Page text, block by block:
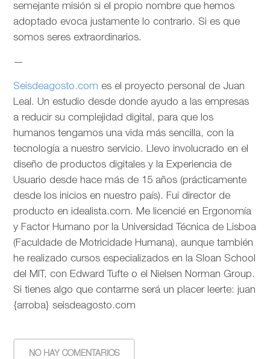
semejante misión si el propio nombre que hemos
adoptado evoca justamente lo contrario. Si es que
somos seres extraordinarios.
—
Seisdeagosto.com es el proyecto personal de Juan
Leal. Un estudio desde donde ayudo a las empresas
a reducir su complejidad digital, para que los
humanos tengamos una vida más sencilla, con la
tecnología a nuestro servicio. Llevo involucrado en el
diseño de productos digitales y la Experiencia de
Usuario desde hace más de 15 años (prácticamente
desde los inicios en nuestro país). Fui director de
producto en idealista.com. Me licencié en Ergonomía
y Factor Humano por la Universidad Técnica de Lisboa
(Faculdade de Motricidade Humana), aunque también
he realizado cursos especializados en la Sloan School
del MIT, con Edward Tufte o el Nielsen Norman Group.
Si tienes algo que contarme será un placer leerte: juan
{arroba} seisdeagosto.com
NO HAY COMENTARIOS